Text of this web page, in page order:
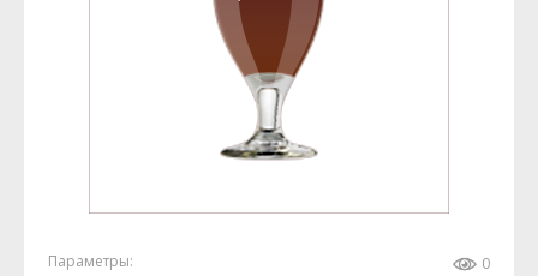
Параметры: 0